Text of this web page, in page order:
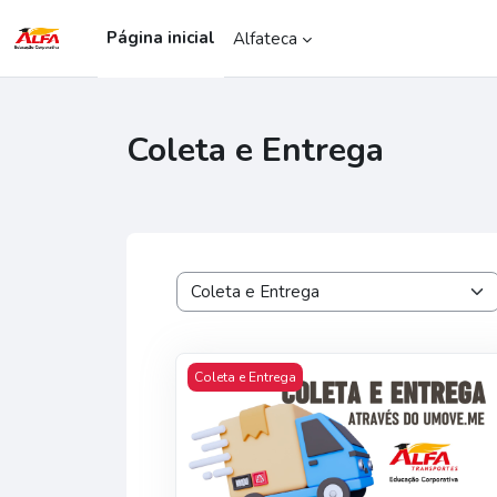
Página inicial
Alfateca
Coleta e Entrega
Categorias de Cursos
Coleta e Entrega - App UMove.me
Coleta e Entrega